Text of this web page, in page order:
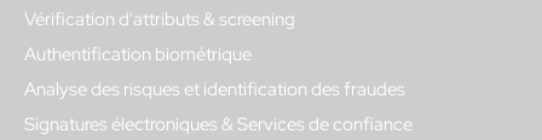
Vérification d'attributs & screening
Authentification biométrique
Analyse des risques et identification des fraudes
Signatures électroniques & Services de confiance